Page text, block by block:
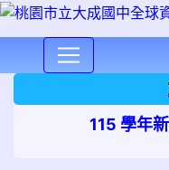
115 學年